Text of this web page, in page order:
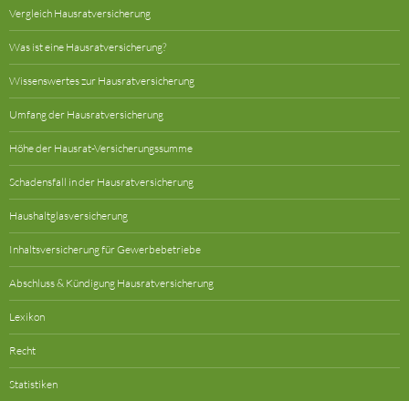
Vergleich Hausratversicherung
Was ist eine Hausratversicherung?
Wissenswertes zur Hausratversicherung
Umfang der Hausratversicherung
Höhe der Hausrat-Versicherungssumme
Schadensfall in der Hausratversicherung
Haushaltglasversicherung
Inhaltsversicherung für Gewerbebetriebe
Abschluss & Kündigung Hausratversicherung
Lexikon
Recht
Statistiken